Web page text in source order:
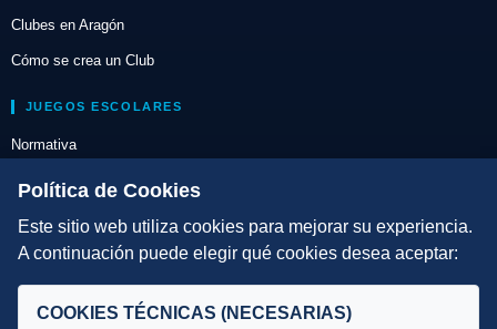
Clubes en Aragón
Cómo se crea un Club
JUEGOS ESCOLARES
Normativa
Escuelas de Triatlón
DIRECCIÓN TÉCNICA
Selecciones
Política de Cookies
Este sitio web utiliza cookies para mejorar su experiencia.
A continuación puede elegir qué cookies desea aceptar:
COOKIES TÉCNICAS (NECESARIAS)